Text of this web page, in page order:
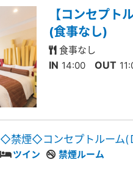
【コンセプ
(食事なし)
食事なし
IN 14:00 OUT
◇禁煙◇コンセプトルーム(
ツイン 禁煙ルーム